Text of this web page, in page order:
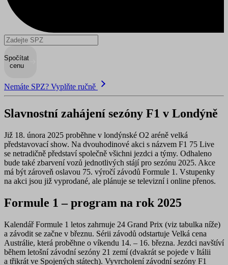
Spočítat
cenu
Nemáte SPZ? Vyplňte ručně
Slavnostní zahájení sezóny F1 v Londýně
Již 18. února 2025 proběhne v londýnské O2 aréně velká
představovací show. Na dvouhodinové akci s názvem F1 75 Live
se netradičně představíspolečně všichni jezdci a týmy. Odhaleno
bude také zbarvení vozů jednotlivých stájí pro sezónu 2025. Akce
má být zároveň oslavou 75. výročí závodů Formule 1. Vstupenky
na akci jsou již vyprodané, ale plánuje se televizní i online přenos.
Formule 1 – program na rok 2025
Kalendář Formule 1 letos zahrnuje 24 Grand Prix (viz tabulka níže)
a závodit se začne v březnu. Sérii závodů odstartuje Velká cena
Austrálie, která proběhne o víkendu 14. – 16. března. Jezdci navštíví
během letošní závodní sezóny 21 zemí(dvakrát se pojede v Itálii
a třikrát ve Spojených státech). Vyvrcholenízávodní sezóny F1